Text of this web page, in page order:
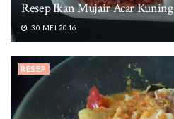
Resep Ikan Mujair Acar Kuning
30 MEI 2016
RESEP